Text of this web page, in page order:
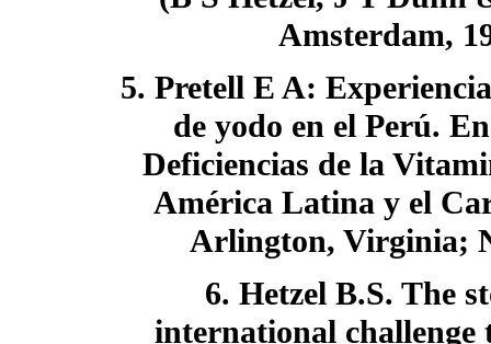
Amsterdam,
5. Pretell E A:
de yodo en el Perú.
Deficiencias de la
América Latina y el
Arlington, Virginia;
6. Hetzel B.S. The
international